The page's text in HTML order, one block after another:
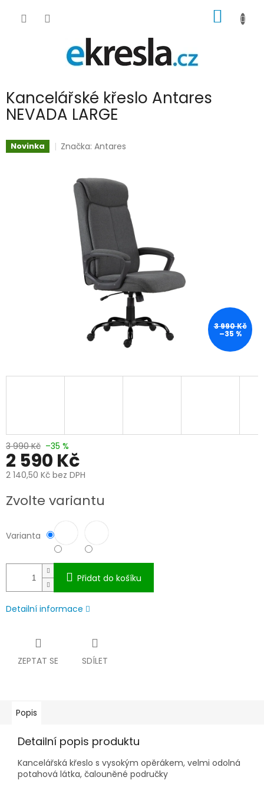
KOŠÍK
Kancelářské křeslo Antares
NEVADA LARGE
Novinka Značka:Antares
3 990 Kč
–35 %
3 990 Kč –35 %
2 590 Kč
2 140,50 Kč bez DPH
cena:
Zvolte variantu
Varianta
Přidat do košíku
Detailní informace
ZEPTAT SE SDÍLET
Popis
Detailní popis produktu
Kancelářská křeslo s vysokým opěrákem, velmi odolná
potahová látka, čalouněné područky